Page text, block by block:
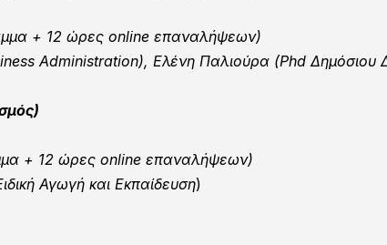
+ 12 ώρες online επαναλήψεων)
Administration), Ελένη Παλιούρα (Phd Δημόσιου
+ 12 ώρες online επαναλήψεων)
Αγωγή και Εκπαίδευση)